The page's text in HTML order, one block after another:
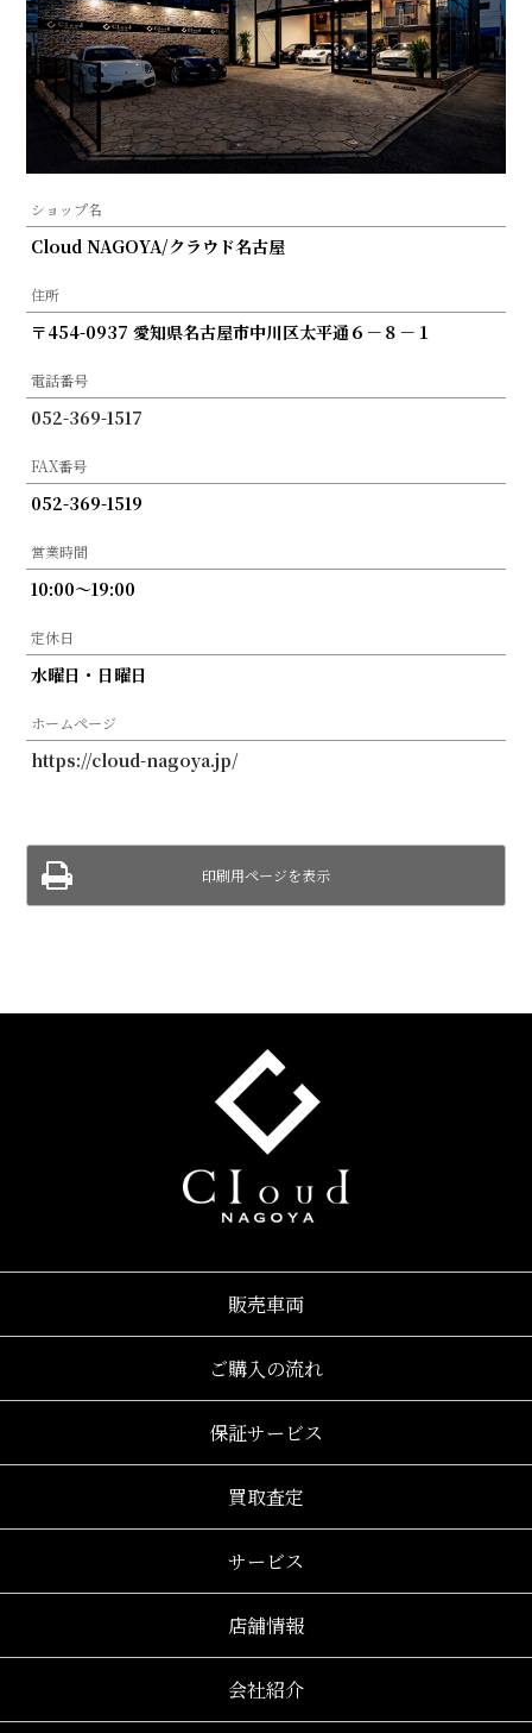
ショップ名
Cloud NAGOYA/クラウド名古屋
住所
〒454-0937 愛知県名古屋市中川区太平通６－８－１
電話番号
052-369-1517
FAX番号
052-369-1519
営業時間
10:00～19:00
定休日
水曜日・日曜日
ホームページ
https://cloud-nagoya.jp/
印刷用ページを表示
販売車両
ご購入の流れ
保証サービス
買取査定
サービス
店舗情報
会社紹介